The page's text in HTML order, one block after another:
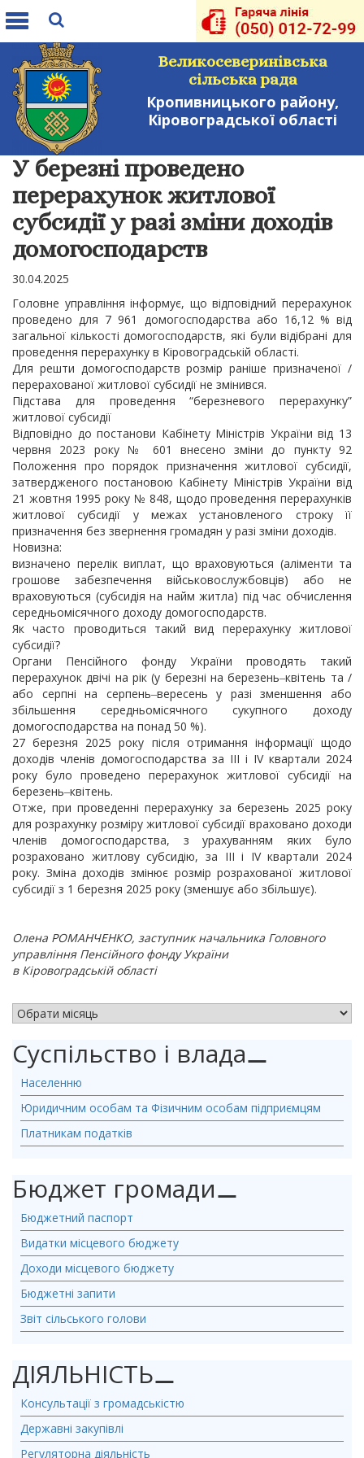
Toggle
Великосеверинівська
сільська рада
Кропивницького району,
Кіровоградської області
У березні проведено
перерахунок житлової
субсидії у разі зміни доходів
домогосподарств
30.04.2025
Головне управління інформує, що відповідний перерахунок
проведено для 7 961 домогосподарства або 16,12 % від
загальної кількості домогосподарств, які були відібрані для
проведення перерахунку в Кіровоградській області.
Для решти домогосподарств розмір раніше призначеної /
перерахованої житлової субсидії не змінився.
Підстава для проведення “березневого перерахунку”
житлової субсидії
Відповідно до постанови Кабінету Міністрів України від 13
червня 2023 року № 601 внесено зміни до пункту 92
Положення про порядок призначення житлової субсидії,
затвердженого постановою Кабінету Міністрів України від
21 жовтня 1995 року № 848, щодо проведення перерахунків
житлової субсидії у межах установленого строку її
призначення без звернення громадян у разі зміни доходів.
Новизна:
визначено перелік виплат, що враховуються (аліменти та
грошове забезпечення військовослужбовців) або не
враховуються (субсидія на найм житла) під час обчислення
середньомісячного доходу домогосподарств.
Як часто проводиться такий вид перерахунку житлової
субсидії?
Органи Пенсійного фонду України проводять такий
перерахунок двічі на рік (у березні на березень‒квітень та /
або серпні на серпень‒вересень у разі зменшення або
збільшення середньомісячного сукупного доходу
домогосподарства на понад 50 %).
27 березня 2025 року після отримання інформації щодо
доходів членів домогосподарства за ІІІ і ІV квартали 2024
року було проведено перерахунок житлової субсидії на
березень‒квітень.
Отже, при проведенні перерахунку за березень 2025 року
для розрахунку розміру житлової субсидії враховано доходи
членів домогосподарства, з урахуванням яких було
розраховано житлову субсидію, за ІІІ і ІV квартали 2024
року. Зміна доходів змінює розмір розрахованої житлової
субсидії з 1 березня 2025 року (зменшує або збільшує).
Олена РОМАНЧЕНКО, заступник начальника Головного
управління Пенсійного фонду України
в Кіровоградській області
Суспільство і влада⚊
Населенню
Юридичним особам та Фізичним особам підприємцям
Платникам податків
Бюджет громади⚊
Бюджетний паспорт
Видатки місцевого бюджету
Доходи місцевого бюджету
Бюджетні запити
Звіт сільського голови
ДІЯЛЬНІСТЬ⚊
Консультації з громадськістю
Державні закупівлі
Регуляторна діяльність